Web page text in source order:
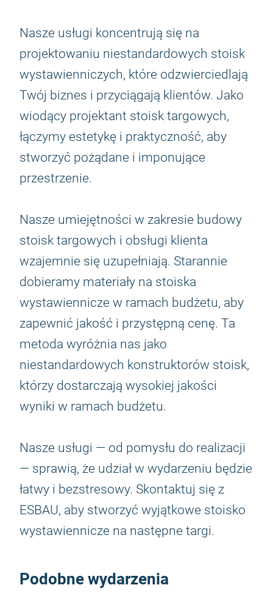
Nasze usługi koncentrują się na
projektowaniu niestandardowych stoisk
wystawienniczych, które odzwierciedlają
Twój biznes i przyciągają klientów. Jako
wiodący projektant stoisk targowych,
łączymy estetykę i praktyczność, aby
stworzyć pożądane i imponujące
przestrzenie.
Nasze umiejętności w zakresie budowy
stoisk targowych i obsługi klienta
wzajemnie się uzupełniają. Starannie
dobieramy materiały na stoiska
wystawiennicze w ramach budżetu, aby
zapewnić jakość i przystępną cenę. Ta
metoda wyróżnia nas jako
niestandardowych konstruktorów stoisk,
którzy dostarczają wysokiej jakości
wyniki w ramach budżetu.
Nasze usługi — od pomysłu do realizacji
— sprawią, że udział w wydarzeniu będzie
łatwy i bezstresowy. Skontaktuj się z
ESBAU, aby stworzyć wyjątkowe stoisko
wystawiennicze na następne targi.
Podobne wydarzenia